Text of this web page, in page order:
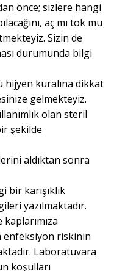
önce; sizlere hangi
aç mı tok mu
Sizin de
durumunda bilgi
hijyen kuralına dikkat
gelmekteyiz.
olan steril
şekilde
aldıktan sonra
karışıklık
yazılmaktadır.
enfeksiyon riskinin
Laboratuvara
koşulları